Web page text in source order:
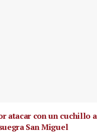
atacar con un cuchillo a
San Miguel